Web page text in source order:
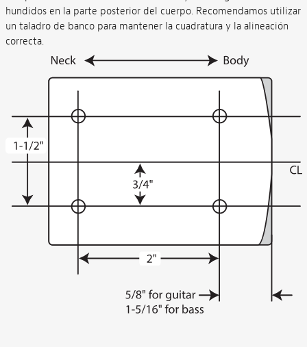
hundidos en la parte posterior del cuerpo. Recomendamos utilizar
un taladro de banco para mantener la cuadratura y la alineación
correcta.